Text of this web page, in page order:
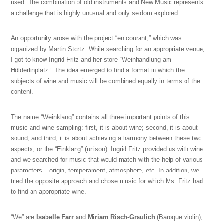
used. The combination of old instruments and New Music represents
a challenge that is highly unusual and only seldom explored.
An opportunity arose with the project “en courant,” which was
organized by Martin Stortz. While searching for an appropriate venue,
I got to know Ingrid Fritz and her store “Weinhandlung am
Hölderlinplatz.” The idea emerged to find a format in which the
subjects of wine and music will be combined equally in terms of the
content.
The name “Weinklang” contains all three important points of this
music and wine sampling: first, it is about wine; second, it is about
sound; and third, it is about achieving a harmony between these two
aspects, or the “Einklang” (unison). Ingrid Fritz provided us with wine
and we searched for music that would match with the help of various
parameters – origin, temperament, atmosphere, etc. In addition, we
tried the opposite approach and chose music for which Ms. Fritz had
to find an appropriate wine.
“We” are Isabelle Farrand Miriam Risch-Graulich (Baroque violin),